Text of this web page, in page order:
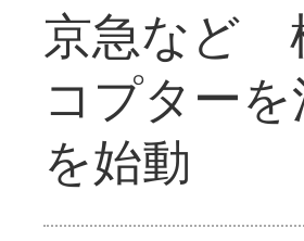
京急など
コプター
を始動